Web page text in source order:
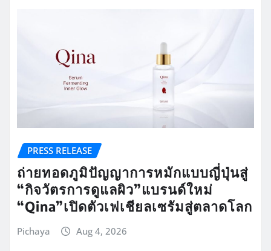
PRESS RELEASE
ถ่ายทอดภูมิปัญญาการหมักแบบญี่ปุ่นสู่
“กิจวัตรการดูแลผิว”แบรนด์ใหม่
“Qina”เปิดตัวเฟเชียลเซรัมสู่ตลาดโลก
Pichaya Aug 4, 2026